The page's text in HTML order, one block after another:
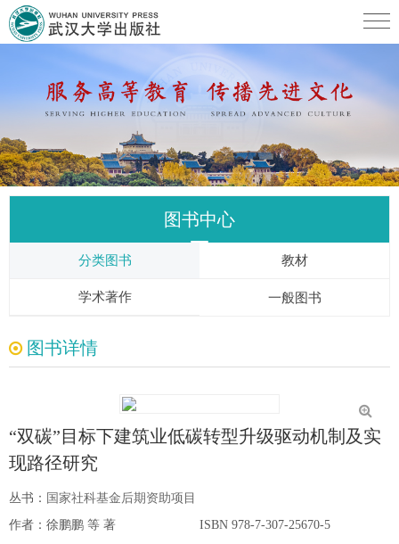
图书中心
分类图书 教材
学术著作 一般图书
图书详情
“双碳”目标下建筑业低碳转型升级驱动机制及实
现路径研究
丛书： 国家社科基金后期资助项目
作者：徐鹏鹏 等 著
ISBN 978-7-307-25670-5